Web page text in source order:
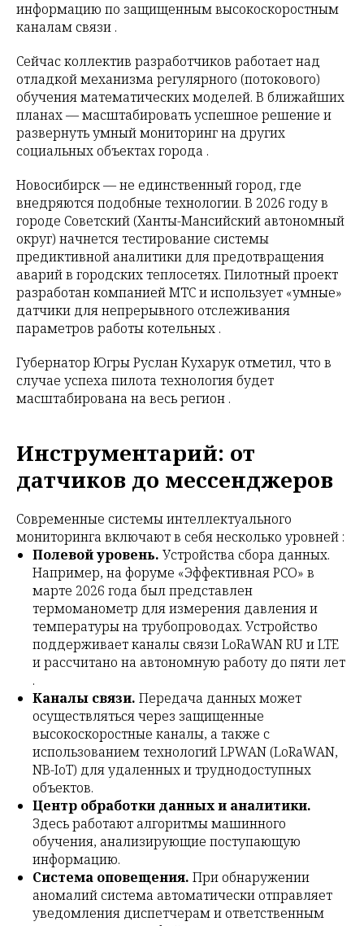
информацию по защищенным высокоскоростным
каналам связи .
Сейчас коллектив разработчиков работает над
отладкой механизма регулярного (потокового)
обучения математических моделей. В ближайших
планах — масштабировать успешное решение и
развернуть умный мониторинг на других
социальных объектах города .
Новосибирск — не единственный город, где
внедряются подобные технологии. В 2026 году в
городе Советский (Ханты-Мансийский автономный
округ) начнется тестирование системы
предиктивной аналитики для предотвращения
аварий в городских теплосетях. Пилотный проект
разработан компанией МТС и использует «умные»
датчики для непрерывного отслеживания
параметров работы котельных .
Губернатор Югры Руслан Кухарук отметил, что в
случае успеха пилота технология будет
масштабирована на весь регион .
Инструментарий: от
датчиков до мессенджеров
Современные системы интеллектуального
мониторинга включают в себя несколько уровней :
Полевой уровень. Устройства сбора данных.
Например, на форуме «Эффективная РСО» в
марте 2026 года был представлен
термоманометр для измерения давления и
температуры на трубопроводах. Устройство
поддерживает каналы связи LoRaWAN RU и LTE
и рассчитано на автономную работу до пяти лет
.
Каналы связи. Передача данных может
осуществляться через защищенные
высокоскоростные каналы, а также с
использованием технологий LPWAN (LoRaWAN,
NB-IoT) для удаленных и труднодоступных
объектов.
Центр обработки данных и аналитики.
Здесь работают алгоритмы машинного
обучения, анализирующие поступающую
информацию.
Система оповещения. При обнаружении
аномалий система автоматически отправляет
уведомления диспетчерам и ответственным